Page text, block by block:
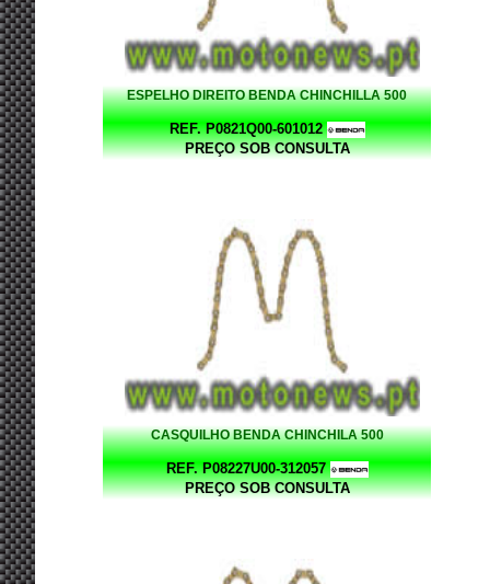
ESPELHO DIREITO BENDA CHINCHILLA 500
REF. P0821Q00-601012
PREÇO SOB CONSULTA
CASQUILHO BENDA CHINCHILA 500
REF. P08227U00-312057
PREÇO SOB CONSULTA